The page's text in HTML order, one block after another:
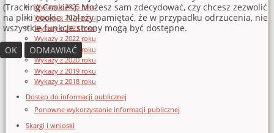
Wykazy z 2025 roku
Wykazy z 2024 roku
Wykazy z 2023 roku
Wykazy z 2022 roku
Wykazy z 2021 roku
Wykazy z 2020 roku
Wykazy z 2019 roku
Wykazy z 2018 roku
Dostęp do informacji publicznej
Ponowne wykorzystanie informacji publicznej
Skargi i wnioski
(Tracking Cookies). Możesz sam zdecydować, czy chcesz zezwolić
na pliki cookie. Należy pamiętać, że w przypadku odrzucenia, nie
wszystkie funkcje strony mogą być dostępne.
OK
ODMAWIAĆ